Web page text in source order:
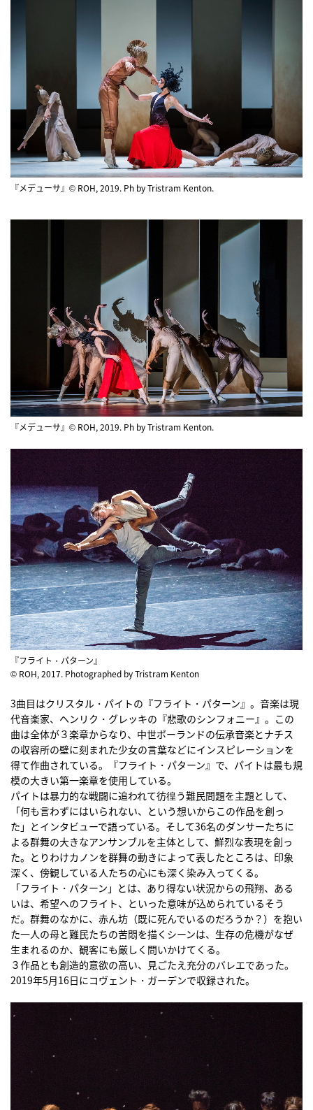
『メデューサ』© ROH, 2019. Ph by Tristram Kenton.
『メデューサ』© ROH, 2019. Ph by Tristram Kenton.
『フライト・パターン』
© ROH, 2017. Photographed by Tristram Kenton
3曲目はクリスタル・パイトの『フライト・パターン』。音楽は現
代音楽家、ヘンリク・グレッキの『悲歌のシンフォニー』。この
曲は全体が３楽章からなり、中世ポーランドの伝承音楽とナチス
の収容所の壁に刻まれた少女の言葉などにインスピレーションを
得て作曲されている。『フライト・パターン』で、パイトは最も規
模の大きい第一楽章を使用している。
パイトは暴力的な戦闘に追われて彷徨う難民問題を主題として、
「何も言わずにはいられない、という想いからこの作品を創っ
た」とインタビューで語っている。そして36名のダンサーたちに
よる群舞の大きなアンサンブルを主体として、鮮烈な表現を創っ
た。とりわけカノンを群舞の動きによって表したところは、印象
深く、傍観している人たちの心にも深く染み入ってくる。
「フライト・パターン」とは、あり得ない状況からの飛翔、ある
いは、希望へのフライト、といった意味が込められているそう
だ。群舞のなかに、赤ん坊（既に死んでいるのだろうか？）を抱い
た一人の母と難民たちの苦悶を描くシーンは、生存の危機がなぜ
生まれるのか、観客にも厳しく問いかけてくる。
３作品とも創造的意欲の高い、見ごたえ充分のバレエであった。
2019年5月16日にコヴェント・ガーデンで収録された。